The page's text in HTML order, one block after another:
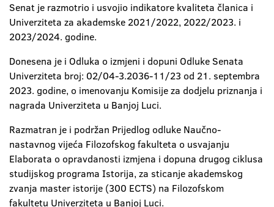
Senat je razmotrio i usvojio indikatore kvaliteta članica i
Univerziteta za akademske 2021/2022, 2022/2023. i
2023/2024. godine.
Donesena je i Odluka o izmjeni i dopuni Odluke Senata
Univerziteta broj: 02/04-3.2036-11/23 od 21. septembra
2023. godine, o imenovanju Komisije za dodjelu priznanja i
nagrada Univerziteta u Banjoj Luci.
Razmatran je i podržan Prijedlog odluke Naučno-
nastavnog vijeća Filozofskog fakulteta o usvajanju
Elaborata o opravdanosti izmjena i dopuna drugog ciklusa
studijskog programa Istorija, za sticanje akademskog
zvanja master istorije (300 ECTS) na Filozofskom
fakultetu Univerziteta u Banjoj Luci.